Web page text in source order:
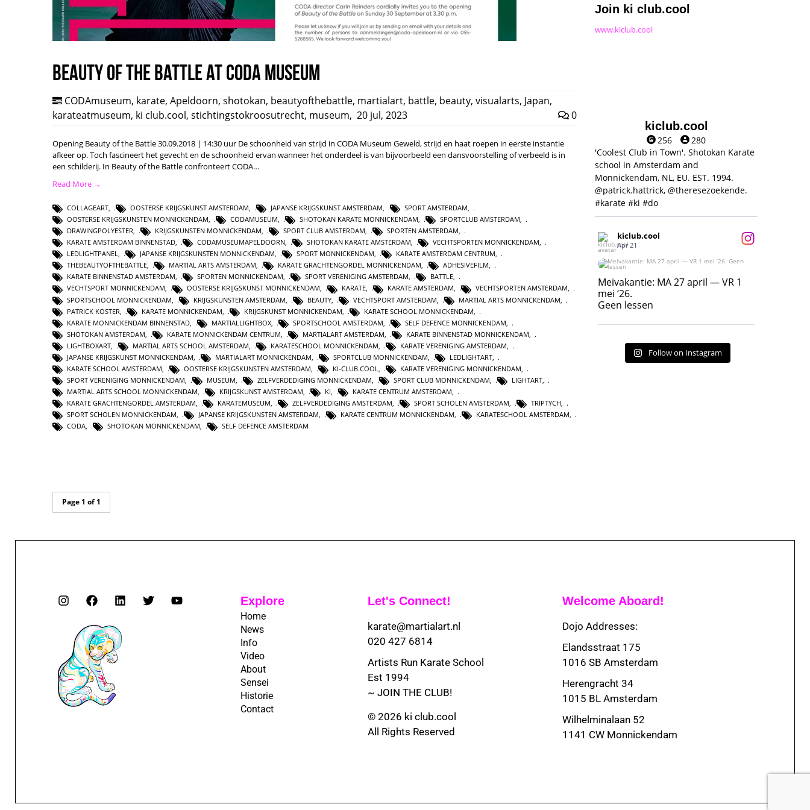
Beauty of the Battle at CODA Museum
CODAmuseum, karate, Apeldoorn, shotokan, beautyofthebattle, martialart, battle, beauty, visualarts, Japan,
karateatmuseum, ki club.cool, stichtingstokroosutrecht, museum, 20 jul, 2023 0
Opening Beauty of the Battle 30.09.2018 | 14:30 uur De schoonheid van strijd in CODA Museum Geweld, strijd en haat roepen in eerste instantie
afkeer op. Toch fascineert het gevecht en de schoonheid ervan wanneer het onderdeel is van bijvoorbeeld een dansvoorstelling of verbeeld is in
een schilderij. In Beauty of the Battle confronteert CODA…
Read More →
COLLAGEART, OOSTERSE KRIJGSKUNST AMSTERDAM, JAPANSE KRIJGSKUNST AMSTERDAM, SPORT AMSTERDAM,
OOSTERSE KRIJGSKUNSTEN MONNICKENDAM, CODAMUSEUM, SHOTOKAN KARATE MONNICKENDAM, SPORTCLUB AMSTERDAM,
DRAWINGPOLYESTER, KRIJGSKUNSTEN MONNICKENDAM, SPORT CLUB AMSTERDAM, SPORTEN AMSTERDAM,
KARATE AMSTERDAM BINNENSTAD, CODAMUSEUMAPELDOORN, SHOTOKAN KARATE AMSTERDAM, VECHTSPORTEN MONNICKENDAM,
LEDLIGHTPANEL, JAPANSE KRIJGSKUNSTEN MONNICKENDAM, SPORT MONNICKENDAM, KARATE AMSTERDAM CENTRUM,
THEBEAUTYOFTHEBATTLE, MARTIAL ARTS AMSTERDAM, KARATE GRACHTENGORDEL MONNICKENDAM, ADHESIVEFILM,
KARATE BINNENSTAD AMSTERDAM, SPORTEN MONNICKENDAM, SPORT VERENIGING AMSTERDAM, BATTLE,
VECHTSPORT MONNICKENDAM, OOSTERSE KRIJGSKUNST MONNICKENDAM, KARATE, KARATE AMSTERDAM, VECHTSPORTEN AMSTERDAM,
SPORTSCHOOL MONNICKENDAM
KRIJGSKUNSTEN AMSTERDAM BEAUTY VECHTSPORT AMSTERDAM MARTIAL ARTS MONNICKENDAM
PATRICK KOSTER
KARATE MONNICKENDAM KRIJGSKUNST MONNICKENDAM KARATE SCHOOL MONNICKENDAM
KARATE MONNICKENDAM BINNENSTAD
MARTIALLIGHTBOX SPORTSCHOOL AMSTERDAM SELF DEFENCE MONNICKENDAM
SHOTOKAN AMSTERDAM
KARATE MONNICKENDAM CENTRUM MARTIALART AMSTERDAM KARATE BINNENSTAD MONNICKENDAM
LIGHTBOXART
MARTIAL ARTS SCHOOL AMSTERDAM KARATESCHOOL MONNICKENDAM KARATE VERENIGING AMSTERDAM
JAPANSE KRIJGSKUNST MONNICKENDAM
MARTIALART MONNICKENDAM SPORTCLUB MONNICKENDAM LEDLIGHTART
KARATE SCHOOL AMSTERDAM
OOSTERSE KRIJGSKUNSTEN AMSTERDAM KI-CLUB.COOL KARATE VERENIGING MONNICKENDAM
SPORT VERENIGING MONNICKENDAM
MUSEUM ZELFVERDEDIGING MONNICKENDAM SPORT CLUB MONNICKENDAM LIGHTART
MARTIAL ARTS SCHOOL MONNICKENDAM, KRIJGSKUNST AMSTERDAM, KI, KARATE CENTRUM AMSTERDAM,
KARATE GRACHTENGORDEL AMSTERDAM, KARATEMUSEUM, ZELFVERDEDIGING AMSTERDAM, SPORT SCHOLEN AMSTERDAM, TRIPTYCH,
SPORT SCHOLEN MONNICKENDAM, JAPANSE KRIJGSKUNSTEN AMSTERDAM, KARATE CENTRUM MONNICKENDAM, KARATESCHOOL AMSTERDAM,
CODA, SHOTOKAN MONNICKENDAM, SELF DEFENCE AMSTERDAM
Page 1 of 1
Join ki club.cool
www.kiclub.cool
kiclub.cool
256
280
'Coolest Club in Town'. Shotokan Karate
school in Amsterdam and
Monnickendam, NL, EU. EST. 1994.
@patrick.hattrick, @theresezoekende.
#karate #ki #do
kiclub.cool
Apr 21
Meivakantie: MA 27 april — VR 1 mei ‘26.
Geen lessen
17
Meivakantie: MA 27 april — VR 1
mei ‘26.
Geen lessen
Follow on Instagram
Explore
Home
News
Info
Video
About
Sensei
Historie
Contact
Let's Connect!
karate@martialart.nl
020 427 6814
Artists Run Karate School
Est 1994
~ JOIN THE CLUB!
© 2026 ki club.cool
All Rights Reserved
Welcome Aboard!
Dojo Addresses:
Elandsstraat 175
1016 SB Amsterdam
Herengracht 34
1015 BL Amsterdam
Wilhelminalaan 52
1141 CW Monnickendam